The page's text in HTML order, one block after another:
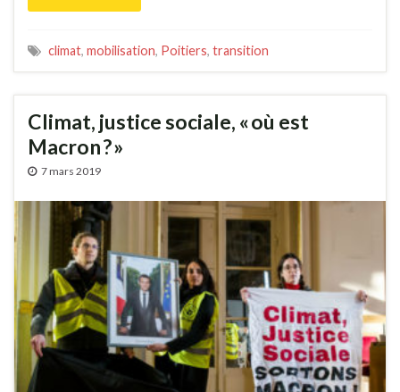
climat, mobilisation, Poitiers, transition
Climat, justice sociale, « où est
Macron ? »
7 mars 2019